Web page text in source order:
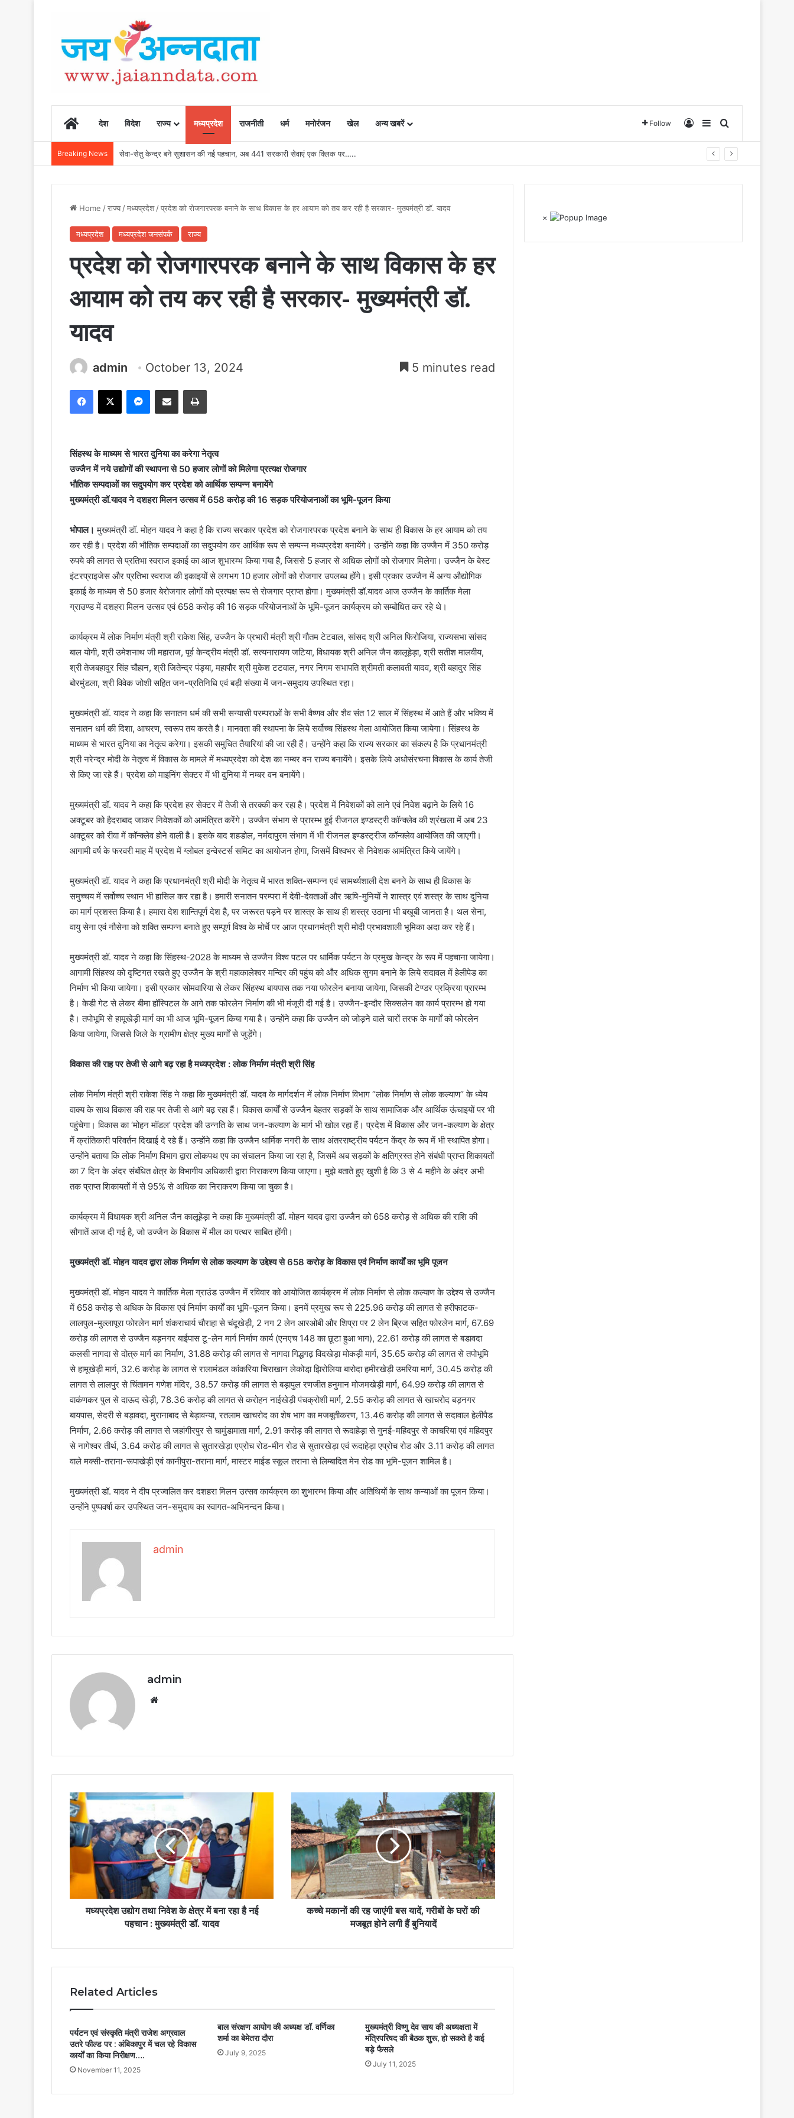
Homeदेश विदेश राज्य मध्यप्रदेश राजनीती धर्म मनोरंजन खेल अन्य खबरें Follow Log InSidebarSearch for
Breaking News सेवा-सेतु केन्द्र बने सुशासन की नई पहचान, अब 441 सरकारी सेवाएं एक क्लिक पर…..
Home /राज्य/मध्यप्रदेश/प्रदेश को रोजगारपरक बनाने के साथ विकास के हर आयाम को तय कर रही है सरकार- मुख्यमंत्री डॉ. यादव
मध्यप्रदेश मध्यप्रदेश जनसंपर्क राज्य
प्रदेश को रोजगारपरक बनाने के साथ विकास के हर
आयाम को तय कर रही है सरकार- मुख्यमंत्री डॉ.
यादव
admin October 13, 2024 5 minutes read
Facebook
X Messenger
Share via Email Print
सिंहस्थ के माध्यम से भारत दुनिया का करेगा नेतृत्व
उज्जैन में नये उद्योगों की स्थापना से 50 हजार लोगों को मिलेगा प्रत्यक्ष रोजगार
भौतिक सम्पदाओं का सदुपयोग कर प्रदेश को आर्थिक सम्पन्न बनायेंगे
मुख्यमंत्री डॉ.यादव ने दशहरा मिलन उत्सव में 658 करोड़ की 16 सड़क परियोजनाओं का भूमि-पूजन किया
भोपाल। मुख्यमंत्री डॉ. मोहन यादव ने कहा है कि राज्य सरकार प्रदेश को रोजगारपरक प्रदेश बनाने के साथ ही विकास के हर आयाम को तय
कर रही है। प्रदेश की भौतिक सम्पदाओं का सदुपयोग कर आर्थिक रूप से सम्पन्न मध्यप्रदेश बनायेंगे। उन्होंने कहा कि उज्जैन में 350 करोड़
रुपये की लागत से प्रतिभा स्वराज इकाई का आज शुभारम्भ किया गया है, जिससे 5 हजार से अधिक लोगों को रोजगार मिलेगा। उज्जैन के बेस्ट
इंटरप्राइजेस और प्रतिभा स्वराज की इकाइयों से लगभग 10 हजार लोगों को रोजगार उपलब्ध होंगे। इसी प्रकार उज्जैन में अन्य औद्योगिक
इकाई के माध्यम से 50 हजार बेरोजगार लोगों को प्रत्यक्ष रूप से रोजगार प्राप्त होगा। मुख्यमंत्री डॉ.यादव आज उज्जैन के कार्तिक मेला
ग्राउण्ड में दशहरा मिलन उत्सव एवं 658 करोड़ की 16 सड़क परियोजनाओं के भूमि-पूजन कार्यक्रम को सम्बोधित कर रहे थे।
कार्यक्रम में लोक निर्माण मंत्री श्री राकेश सिंह, उज्जैन के प्रभारी मंत्री श्री गौतम टेटवाल, सांसद श्री अनिल फिरोजिया, राज्यसभा सांसद
बाल योगी, श्री उमेशनाथ जी महाराज, पूर्व केन्द्रीय मंत्री डॉ. सत्यनारायण जटिया, विधायक श्री अनिल जैन कालूहेड़ा, श्री सतीश मालवीय,
श्री तेजबहादुर सिंह चौहान, श्री जितेन्द्र पंड्या, महापौर श्री मुकेश टटवाल, नगर निगम सभापति श्रीमती कलावती यादव, श्री बहादुर सिंह
बोरमुंडला, श्री विवेक जोशी सहित जन-प्रतिनिधि एवं बड़ी संख्या में जन-समुदाय उपस्थित रहा।
मुख्यमंत्री डॉ. यादव ने कहा कि सनातन धर्म की सभी सन्यासी परम्पराओं के सभी वैष्णव और शैव संत 12 साल में सिंहस्थ में आते हैं और भविष्य में
सनातन धर्म की दिशा, आचरण, स्वरूप तय करते है। मानवता की स्थापना के लिये सर्वोच्च सिंहस्थ मेला आयोजित किया जायेगा। सिंहस्थ के
माध्यम से भारत दुनिया का नेतृत्व करेगा। इसकी समुचित तैयारियां की जा रही हैं। उन्होंने कहा कि राज्य सरकार का संकल्प है कि प्रधानमंत्री
श्री नरेन्द्र मोदी के नेतृत्व में विकास के मामले में मध्यप्रदेश को देश का नम्बर वन राज्य बनायेंगे। इसके लिये अधोसंरचना विकास के कार्य तेजी
से किए जा रहे हैं। प्रदेश को माइनिंग सेक्टर में भी दुनिया में नम्बर वन बनायेंगे।
मुख्यमंत्री डॉ. यादव ने कहा कि प्रदेश हर सेक्टर में तेजी से तरक्की कर रहा है। प्रदेश में निवेशकों को लाने एवं निवेश बढ़ाने के लिये 16
अक्टूबर को हैदराबाद जाकर निवेशकों को आमंत्रित करेंगे। उज्जैन संभाग से प्रारम्भ हुई रीजनल इण्डस्ट्री कॉन्क्लेव की श्रंखला में अब 23
अक्टूबर को रीवा में कॉन्क्लेव होने वाली है। इसके बाद शहडोल, नर्मदापुरम संभाग में भी रीजनल इण्डस्ट्रीज कॉन्क्लेव आयोजित की जाएगी।
आगामी वर्ष के फरवरी माह में प्रदेश में ग्लोबल इन्वेस्टर्स समिट का आयोजन होगा, जिसमें विश्वभर से निवेशक आमंत्रित किये जायेंगे।
मुख्यमंत्री डॉ. यादव ने कहा कि प्रधानमंत्री श्री मोदी के नेतृत्व में भारत शक्ति-सम्पन्न एवं सामर्थ्यशाली देश बनने के साथ ही विकास के
समुच्चय में सर्वोच्च स्थान भी हासिल कर रहा है। हमारी सनातन परम्परा में देवी-देवताओं और ऋषि-मुनियों ने शास्त्र एवं शस्त्र के साथ दुनिया
का मार्ग प्रशस्त किया है। हमारा देश शान्तिपूर्ण देश है, पर जरूरत पड़ने पर शास्त्र के साथ ही शस्त्र उठाना भी बखूबी जानता है। थल सेना,
वायु सेना एवं नौसेना को शक्ति सम्पन्न बनाते हुए सम्पूर्ण विश्व के मोर्चे पर आज प्रधानमंत्री श्री मोदी प्रभावशाली भूमिका अदा कर रहे हैं।
मुख्यमंत्री डॉ. यादव ने कहा कि सिंहस्थ-2028 के माध्यम से उज्जैन विश्व पटल पर धार्मिक पर्यटन के प्रमुख केन्द्र के रूप में पहचाना जायेगा।
आगामी सिंहस्थ को दृष्टिगत रखते हुए उज्जैन के श्री महाकालेश्वर मन्दिर की पहुंच को और अधिक सुगम बनाने के लिये सदावल में हेलीपेड का
निर्माण भी किया जायेगा। इसी प्रकार सोमवारिया से लेकर सिंहस्थ बायपास तक नया फोरलेन बनाया जायेगा, जिसकी टेण्डर प्रक्रिया प्रारम्भ
है। केडी गेट से लेकर बीमा हॉस्पिटल के आगे तक फोरलेन निर्माण की भी मंजूरी दी गई है। उज्जैन-इन्दौर सिक्सलेन का कार्य प्रारम्भ हो गया
है। तपोभूमि से हामूखेड़ी मार्ग का भी आज भूमि-पूजन किया गया है। उन्होंने कहा कि उज्जैन को जोड़ने वाले चारों तरफ के मार्गों को फोरलेन
किया जायेगा, जिससे जिले के ग्रामीण क्षेत्र मुख्य मार्गों से जुड़ेंगे।
विकास की राह पर तेजी से आगे बढ़ रहा है मध्यप्रदेश : लोक निर्माण मंत्री श्री सिंह
लोक निर्माण मंत्री श्री राकेश सिंह ने कहा कि मुख्यमंत्री डॉ. यादव के मार्गदर्शन में लोक निर्माण विभाग “लोक निर्माण से लोक कल्याण’’ के ध्येय
वाक्य के साथ विकास की राह पर तेजी से आगे बढ़ रहा हैं। विकास कार्यों से उज्जैन बेहतर सड़कों के साथ सामाजिक और आर्थिक ऊंचाइयों पर भी
पहुंचेगा। विकास का ‘मोहन मॉडल’ प्रदेश की उन्नति के साथ जन-कल्याण के मार्ग भी खोल रहा हैं। प्रदेश में विकास और जन-कल्याण के क्षेत्र
में क्रांतिकारी परिवर्तन दिखाई दे रहे हैं। उन्होंने कहा कि उज्जैन धार्मिक नगरी के साथ अंतरराष्ट्रीय पर्यटन केंद्र के रूप में भी स्थापित होगा।
उन्होंने बताया कि लोक निर्माण विभाग द्वारा लोकपथ एप का संचालन किया जा रहा है, जिसमें अब सड़कों के क्षतिग्रस्त होने संबंधी प्राप्त शिकायतों
का 7 दिन के अंदर संबंधित क्षेत्र के विभागीय अधिकारी द्वारा निराकरण किया जाएगा। मुझे बताते हुए खुशी है कि 3 से 4 महीने के अंदर अभी
तक प्राप्त शिकायतों में से 95% से अधिक का निराकरण किया जा चुका है।
कार्यक्रम में विधायक श्री अनिल जैन कालूहेड़ा ने कहा कि मुख्यमंत्री डॉ. मोहन यादव द्वारा उज्जैन को 658 करोड़ से अधिक की राशि की
सौगातें आज दी गई है, जो उज्जैन के विकास में मील का पत्थर साबित होंगी।
मुख्यमंत्री डॉ. मोहन यादव द्वारा लोक निर्माण से लोक कल्याण के उद्देश्य से 658 करोड़ के विकास एवं निर्माण कार्यों का भूमि पूजन
मुख्यमंत्री डॉ. मोहन यादव ने कार्तिक मेला ग्राउंड उज्जैन में रविवार को आयोजित कार्यक्रम में लोक निर्माण से लोक कल्याण के उद्देश्य से उज्जैन
में 658 करोड़ से अधिक के विकास एवं निर्माण कार्यों का भूमि-पूजन किया। इनमें प्रमुख रूप से 225.96 करोड़ की लागत से हरीफाटक-
लालपुल-मुल्लापूरा फोरलेन मार्ग शंकराचार्य चौराहा से चंदूखेड़ी, 2 नग 2 लेन आरओबी और शिप्रा पर 2 लेन ब्रिज सहित फोरलेन मार्ग, 67.69
करोड़ की लागत से उज्जैन बड़नगर बाईपास टू-लेन मार्ग निर्माण कार्य (एनएच 148 का छूटा हुआ भाग), 22.61 करोड़ की लागत से बडावदा
कलसी नागदा से दोत्रु मार्ग का निर्माण, 31.88 करोड़ की लागत से नागदा गिद्धगढ़ विदखेड़ा मोकड़ी मार्ग, 35.65 करोड़ की लागत से तपोभूमि
से हामूखेड़ी मार्ग, 32.6 करोड़ के लागत से रालामंडल कांकरिया चिराखान लेकोडा़ झिरोलिया बारोदा हमीरखेड़ी उमरिया मार्ग, 30.45 करोड़ की
लागत से लालपुर से चिंतामन गणेश मंदिर, 38.57 करोड़ की लागत से बड़ापुल रणजीत हनुमान मोजमखेड़ी मार्ग, 64.99 करोड़ की लागत से
वाकंणकर पुल से दाऊद खेड़ी, 78.36 करोड़ की लागत से करोहन नाईखेड़ी पंचक्रोशी मार्ग, 2.55 करोड़ की लागत से खाचरोद बड़नगर
बायपास, सेदरी से बड़ावदा, मुरानाबाद से बेड़ावन्या, रतलाम खाचरोद का शेष भाग का मजबूतीकरण, 13.46 करोड़ की लागत से सदावाल हेलीपैड
निर्माण, 2.66 करोड़ की लागत से जहांगीरपुर से चामुंडामाता मार्ग, 2.91 करोड़ की लागत से रूदाहेड़ा से गुनई-महिदपुर से काचरिया एवं महिदपुर
से नागेश्वर तीर्थ, 3.64 करोड़ की लागत से सुतारखेड़ा एप्रोच रोड-मीन रोड से सुतारखेड़ा एवं रूदाहेड़ा एप्रोच रोड और 3.11 करोड़ की लागत
वाले मक्सी-तराना-रूपाखेड़ी एवं कानीपुरा-तराना मार्ग, मास्टर माईड स्कूल तराना से लिम्बादित मेन रोड का भूमि-पूजन शामिल है।
मुख्यमंत्री डॉ. यादव ने दीप प्रज्वलित कर दशहरा मिलन उत्सव कार्यक्रम का शुभारम्भ किया और अतिथियों के साथ कन्याओं का पूजन किया।
उन्होंने पुष्पवर्षा कर उपस्थित जन-समुदाय का स्वागत-अभिनन्दन किया।
admin
admin
मध्यप्रदेश उद्योग तथा निवेश के क्षेत्र में बना रहा है नई
पहचान : मुख्यमंत्री डॉ. यादव
कच्चे मकानों की रह जाएंगी बस यादें, गरीबों के घरों की
मजबूत होने लगी हैं बुनियादें
Related Articles
पर्यटन एवं संस्कृति मंत्री राजेश अग्रवाल
उतरे फील्ड पर : अंबिकापुर में चल रहे विकास
कार्यों का किया निरीक्षण….
November 11, 2025
बाल संरक्षण आयोग की अध्यक्ष डॉ. वर्णिका
शर्मा का बेमेतरा दौरा
July 9, 2025
मुख्यमंत्री विष्णु देव साय की अध्यक्षता में
मंत्रिपरिषद की बैठक शुरू, हो सकते है कई
बड़े फैसले
July 11, 2025
×